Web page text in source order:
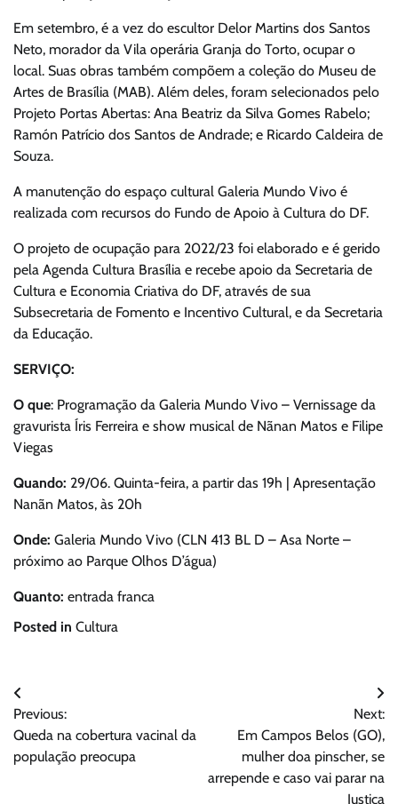
Em setembro, é a vez do escultor Delor Martins dos Santos
Neto, morador da Vila operária Granja do Torto, ocupar o
local. Suas obras também compõem a coleção do Museu de
Artes de Brasília (MAB). Além deles, foram selecionados pelo
Projeto Portas Abertas: Ana Beatriz da Silva Gomes Rabelo;
Ramón Patrício dos Santos de Andrade; e Ricardo Caldeira de
Souza.
A manutenção do espaço cultural Galeria Mundo Vivo é
realizada com recursos do Fundo de Apoio à Cultura do DF.
O projeto de ocupação para 2022/23 foi elaborado e é gerido
pela Agenda Cultura Brasília e recebe apoio da Secretaria de
Cultura e Economia Criativa do DF, através de sua
Subsecretaria de Fomento e Incentivo Cultural, e da Secretaria
da Educação.
SERVIÇO:
O que: Programação da Galeria Mundo Vivo – Vernissage da
gravurista Íris Ferreira e show musical de Nãnan Matos e Filipe
Viegas
Quando: 29/06. Quinta-feira, a partir das 19h | Apresentação
Nanãn Matos, às 20h
Onde: Galeria Mundo Vivo (CLN 413 BL D – Asa Norte –
próximo ao Parque Olhos D’água)
Quanto: entrada franca
Posted in Cultura
Navegação
de
Post
Previous:
Queda na cobertura vacinal da
população preocupa
Next:
Em Campos Belos (GO),
mulher doa pinscher, se
arrepende e caso vai parar na
Justiça